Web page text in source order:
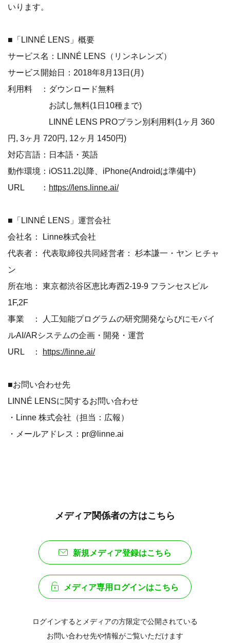
いります。
■「LINNÉ LENS」概要
サービス名：LINNÉ LENS（リンネレンズ）
サービス開始日：2018年8月13日(月)
利用料 ：ダウンロード無料
お試し無料(1日10種まで)
LINNÉ LENS PROプラン別利用料(1ヶ月 360
円, 3ヶ月 720円, 12ヶ月 1450円)
対応言語：日本語・英語
動作環境：iOS11.2以降、iPhone(Androidは準備中)
URL ： https://lens.linne.ai/
■「LINNÉ LENS」運営会社
会社名： Linne株式会社
代表者： 代表取締役共同経営者： 杉本謙一・ヤン ヒチャ
ン
所在地： 東京都渋谷区恵比寿西2-19-9 フランセスビル
1F,2F
事業 ： 人工知能プログラムの研究開発ならびにモバイ
ルAI/ARシステムの企画・開発・運営
URL ： https://linne.ai/
■お問い合わせ先
LINNÉ LENSに関するお問い合わせ
・Linne 株式会社（担当：広報）
・メールアドレス：pr@linne.ai
メディア関係者の方はこちら
新規メディア登録はこちら
メディア専用ログインはこちら
ログインするとメディアの方限定で公開されている
お問い合わせ先や情報がご覧いただけます